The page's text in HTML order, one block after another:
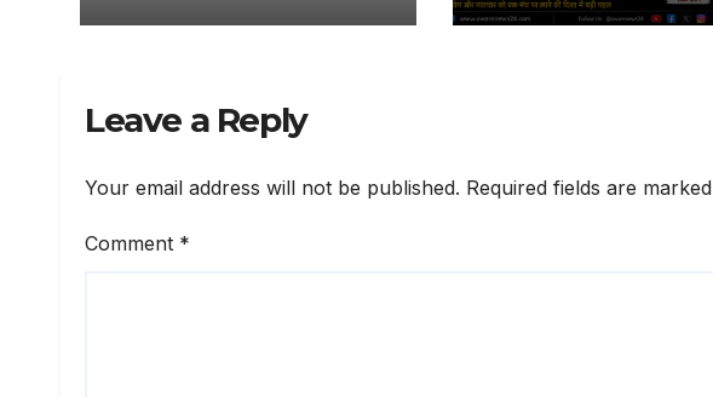
Leave a Reply
Your email address will not be published. Required fields are marked
Comment *